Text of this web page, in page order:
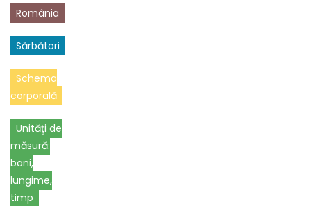
România
Sărbători
Schema
corporală
Unităţi de
măsură:
bani,
lungime,
timp